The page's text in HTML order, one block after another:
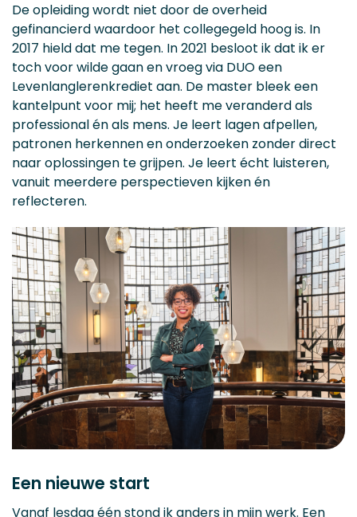
De opleiding wordt niet door de overheid
gefinancierd waardoor het collegegeld hoog is. In
2017 hield dat me tegen. In 2021 besloot ik dat ik er
toch voor wilde gaan en vroeg via DUO een
Levenlanglerenkrediet aan. De master bleek een
kantelpunt voor mij; het heeft me veranderd als
professional én als mens. Je leert lagen afpellen,
patronen herkennen en onderzoeken zonder direct
naar oplossingen te grijpen. Je leert écht luisteren,
vanuit meerdere perspectieven kijken én
reflecteren.
Een nieuwe start
Vanaf lesdag één stond ik anders in mijn werk. Een